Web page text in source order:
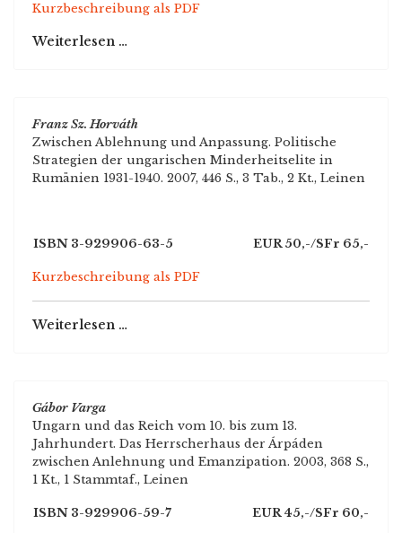
Kurzbeschreibung als PDF
Weiterlesen …
Franz Sz. Horváth
Zwischen Ablehnung und Anpassung. Politische
Strategien der ungarischen Minderheitselite in
Rumänien 1931-1940. 2007, 446 S., 3 Tab., 2 Kt., Leinen
ISBN 3-929906-63-5 EUR 50,-/SFr 65,-
Kurzbeschreibung als PDF
Weiterlesen …
Gábor Varga
Ungarn und das Reich vom 10. bis zum 13.
Jahrhundert. Das Herrscherhaus der Árpáden
zwischen Anlehnung und Emanzipation. 2003, 368 S.,
1 Kt., 1 Stammtaf., Leinen
ISBN 3-929906-59-7 EUR 45,-/SFr 60,-